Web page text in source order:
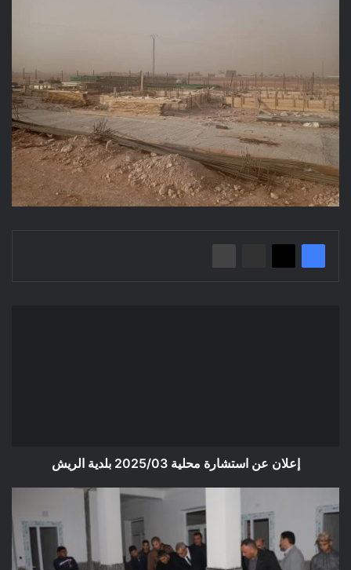
إعلان عن استشارة محلية 2025/03 بلدية الريش
مشاريع
مراكز
جوارية